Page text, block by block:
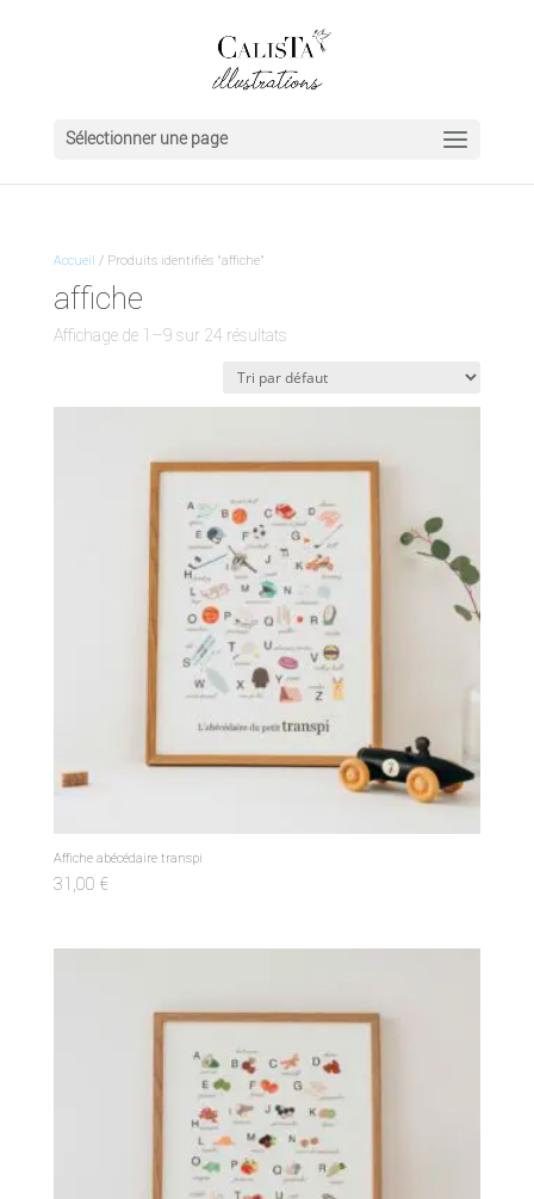
Sélectionner une page
Accueil / Produits identifiés “affiche”
affiche
Affichage de 1–9 sur 24 résultats
Affiche abécédaire transpi
31,00 €